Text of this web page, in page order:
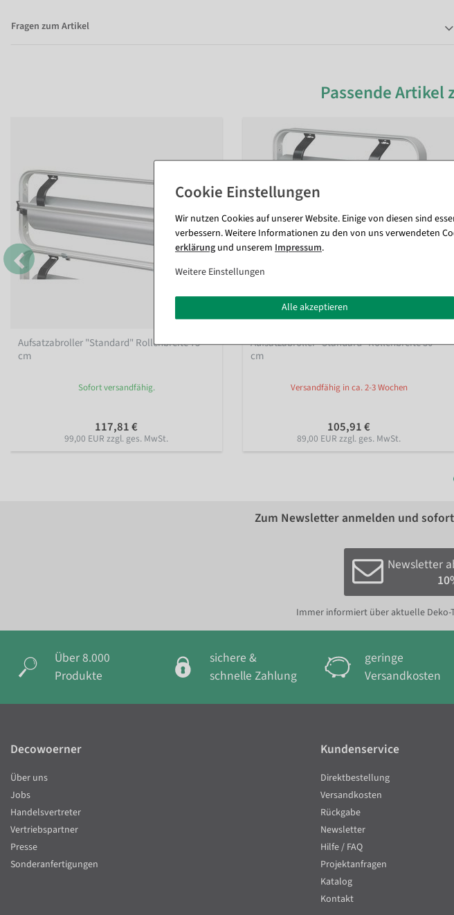
Fragen zum Artikel
Passende Artikel
Aufsatzabroller "Standard" Rollenbreite 75
cm
Sofort versandfähig.
117,81 €
99,00 EUR zzgl. ges. MwSt.
Aufsatzabroller "Standard" Rollenbreite 50
cm
Versandfähig in ca. 2-3 Wochen
105,91 €
89,00 EUR zzgl. ges. MwSt.
Zum Newsletter anmelden und sofort
Newsletter
Immer informiert über aktuelle Deko-
Über 8.000
Produkte
sichere &
schnelle Zahlung
geringe
Versandkosten
Wir nutzen Cookies auf unserer Website. Einige von diesen sind
verbessern. Weitere Informationen zu den von uns verwendeten
erklärung und unserem Impressum.
Weitere Einstellungen
Alle akzeptieren
Decowoerner
Über uns
Jobs
Handelsvertreter
Vertriebspartner
Presse
Sonderanfertigungen
Kundenservice
Direktbestellung
Versandkosten
Rückgabe
Newsletter
Hilfe / FAQ
Projektanfragen
Katalog
Kontakt